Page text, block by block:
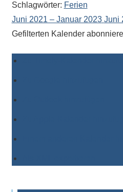
Schlagwörter: Ferien
Juni 2021 – Januar 2023 Juni
Gefilterten Kalender